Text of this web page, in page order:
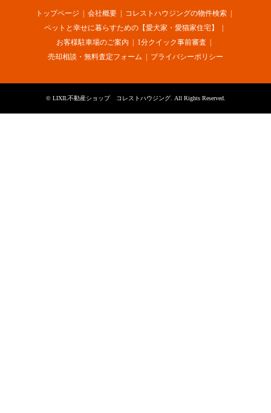
トップページ 会社概要
コレストハウジングの物件検索
ペットと幸せに暮らすための【愛犬家・愛猫家住宅】
お客様駐車場のご案内
1分クイック事前審査
売却相談・無料査定フォーム
プライバシーポリシー
© LIXIL不動産ショップ コレストハウジング. All Rights Reserved.